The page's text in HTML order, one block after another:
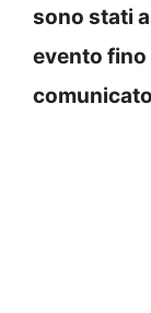
sono stati
evento
comunicato